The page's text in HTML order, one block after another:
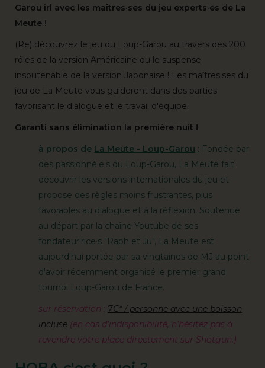
Garou irl avec les maîtres·ses du jeu experts·es de La
Meute !
(Re) découvrez le jeu du Loup-Garou au travers des 200
rôles de la version Américaine ou le suspense
insoutenable de la version Japonaise ! Les maîtres·ses du
jeu de La Meute vous guideront dans des parties
favorisant le dialogue et le travail d'équipe.
Garanti sans élimination la première nuit !
à propos de La Meute - Loup-Garou : Fondée par
des passionné·e·s du Loup-Garou, La Meute fait
découvrir les versions internationales du jeu et
propose des règles moins frustrantes, plus
favorables au dialogue et à la réflexion. Soutenue
au départ par la chaîne Youtube de ses
fondateur·rice·s "Raph et Ju", La Meute est
aujourd'hui portée par sa vingtaines de MJ au point
d'avoir récemment organisé le premier grand
tournoi Loup-Garou de France.
sur réservation : 7€* / personne avec une boisson
incluse (en cas d’indisponibilité, n’hésitez pas à
revendre votre place directement sur Shotgun.)